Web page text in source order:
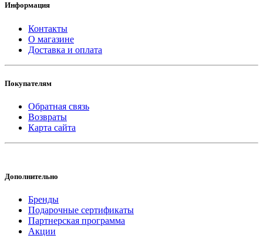
Информация
Контакты
О магазине
Доставка и оплата
Покупателям
Обратная связь
Возвраты
Карта сайта
Дополнительно
Бренды
Подарочные сертификаты
Партнерская программа
Акции